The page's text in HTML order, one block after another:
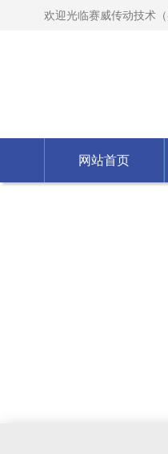
欢迎光临赛威传动技术
网站首页